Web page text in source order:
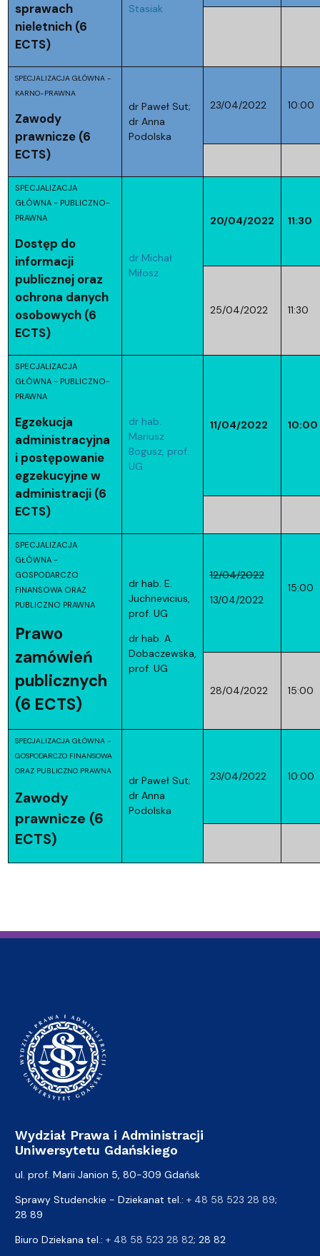
sprawach
nieletnich (6
ECTS)
Stasiak
SPECJALIZACJA GŁÓWNA -
KARNO-PRAWNA
Zawody
prawnicze (6
ECTS)
dr Paweł Sut;
dr Anna
Podolska
23/04/2022 10:00
SPECJALIZACJA
GŁÓWNA - PUBLICZNO-
PRAWNA
Dostęp do
informacji
publicznej oraz
ochrona danych
osobowych (6
ECTS)
dr Michał
Miłosz
20/04/2022 11:30
25/04/2022 11:30
SPECJALIZACJA
GŁÓWNA - PUBLICZNO-
PRAWNA
Egzekucja
administracyjna
i postępowanie
egzekucyjne w
administracji (6
ECTS)
dr hab.
Mariusz
Bogusz, prof.
UG
11/04/2022 10:00
SPECJALIZACJA
GŁÓWNA -
GOSPODARCZO
FINANSOWA ORAZ
PUBLICZNO PRAWNA
Prawo
zamówień
publicznych
(6 ECTS)
dr hab. E.
Juchnevicius,
prof. UG
dr hab. A.
Dobaczewska,
prof. UG
12/04/2022
13/04/2022
15:00
28/04/2022 15:00
SPECJALIZACJA GŁÓWNA -
GOSPODARCZO FINANSOWA
ORAZ PUBLICZNO PRAWNA
Zawody
prawnicze (6
ECTS)
dr Paweł Sut;
dr Anna
Podolska
23/04/2022 10:00
Wydział Prawa i Administracji
Uniwersytetu Gdańskiego
ul. prof. Marii Janion 5, 80-309 Gdańsk
Sprawy Studenckie - Dziekanat tel.: + 48 58 523 28 89;
28 89
Biuro Dziekana tel.: + 48 58 523 28 82; 28 82